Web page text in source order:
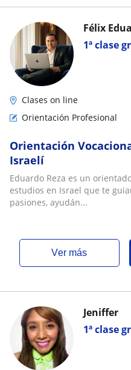
1ª clase
Félix
Clases on line
Orientación Profesional
Orientación
Israelí
Eduardo Reza es un
estudios en Israel que te
pasiones, ayudán...
ver más
1ª clase
Jeniffer